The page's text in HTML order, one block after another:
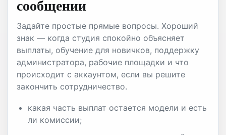
сообщении
Задайте простые прямые вопросы. Хороший
знак — когда студия спокойно объясняет
выплаты, обучение для новичков, поддержку
администратора, рабочие площадки и что
происходит с аккаунтом, если вы решите
закончить сотрудничество.
какая часть выплат остается модели и есть
ли комиссии;